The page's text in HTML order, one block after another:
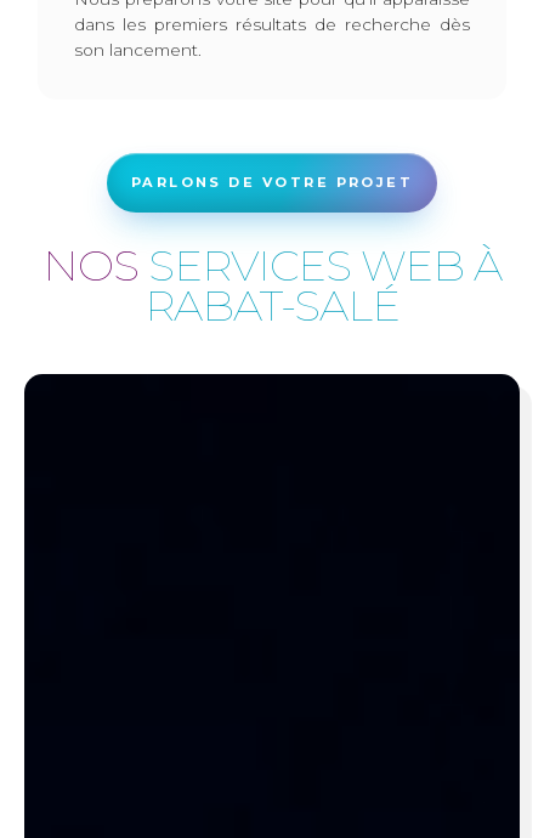
dans les premiers résultats de recherche dès
son lancement.
PARLONS DE VOTRE PROJET
NOS SERVICES WEB À
RABAT-SALÉ